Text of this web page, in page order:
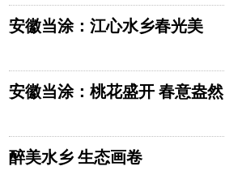
安徽当涂：江心水乡春光美
安徽当涂：桃花盛开 春意盎然
醉美水乡 生态画卷